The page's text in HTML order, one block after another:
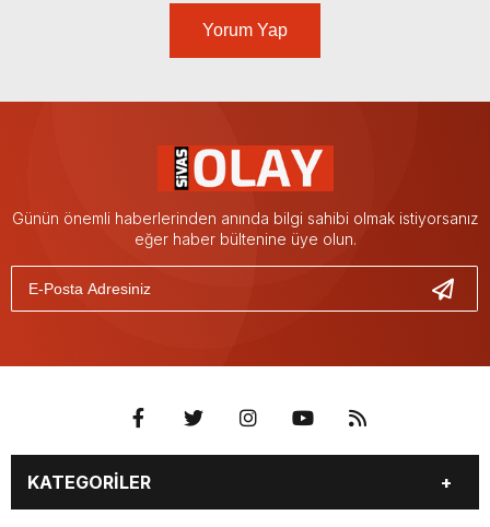
Yorum Yap
Günün önemli haberlerinden anında bilgi sahibi olmak istiyorsanız
eğer haber bültenine üye olun.
KATEGORİLER